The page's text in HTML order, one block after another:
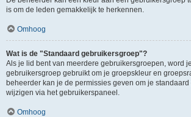
is om de leden gemakkelijk te herkennen.
Omhoog
Wat is de "Standaard gebruikersgroep"?
Als je lid bent van meerdere gebruikersgroepen, word
gebruikersgroep gebruikt om je groepskleur en
beheerder kan je de permissies geven om je
wijzigen via het gebruikerspaneel.
Omhoog